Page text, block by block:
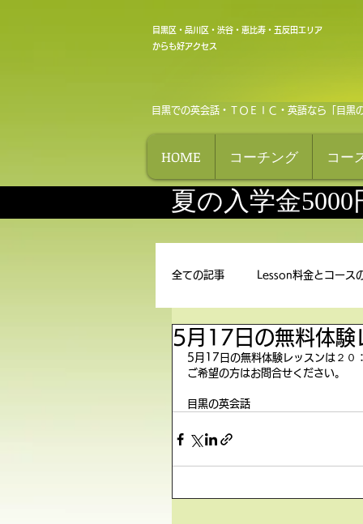
目黒区・品川区・渋谷・恵比寿・五反田エリア
からも好アクセス
目黒での英会話・ＴＯＥＩＣ・英語なら「目黒
HOME コーチング コー
全ての記事 Lesson料金とコース
5月17日の無料体験
5月17日の無料体験レッスンは２０
ご希望の方はお問合せください。
目黒の英会話
夏の入学金